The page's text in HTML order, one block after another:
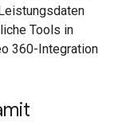
Tools in
360-Integration